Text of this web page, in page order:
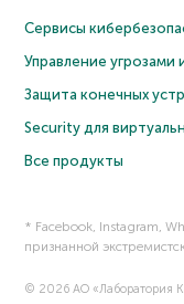
Сервисы
Управление угрозами
Защита конечных
Security для
Все продукты
* Facebook, Instagram,
признанной
© 2026 АО «Лаборатория